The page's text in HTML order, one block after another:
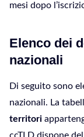
mesi dopo
Elenco dei
nazionali
Di seguito sono
nazionali. La
territori